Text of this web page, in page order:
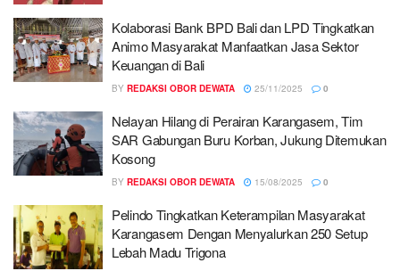
Kolaborasi Bank BPD Bali dan LPD Tingkatkan
Animo Masyarakat Manfaatkan Jasa Sektor
Keuangan di Bali
BY REDAKSI OBOR DEWATA 25/11/2025 0
Nelayan Hilang di Perairan Karangasem, Tim
SAR Gabungan Buru Korban, Jukung Ditemukan
Kosong
BY REDAKSI OBOR DEWATA 15/08/2025 0
Pelindo Tingkatkan Keterampilan Masyarakat
Karangasem Dengan Menyalurkan 250 Setup
Lebah Madu Trigona